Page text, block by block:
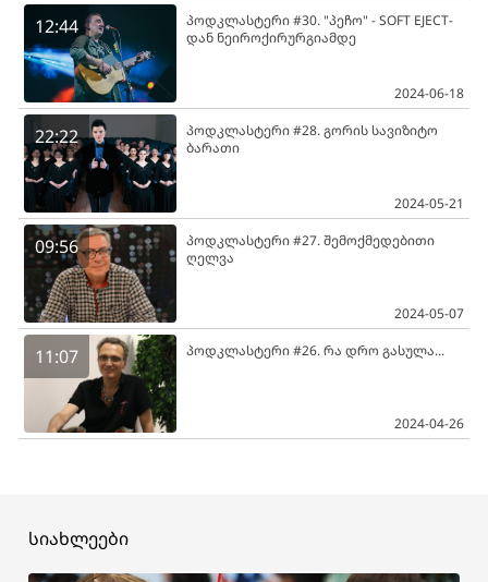
12:44
პოდკლასტერი #30. "პეჩო" - SOFT EJECT-
დან ნეიროქირურგიამდე
2024-06-18
22:22
პოდკლასტერი #28. გორის სავიზიტო
ბარათი
2024-05-21
09:56
პოდკლასტერი #27. შემოქმედებითი
ღელვა
2024-05-07
11:07 პოდკლასტერი #26. რა დრო გასულა...
2024-04-26
სიახლეები